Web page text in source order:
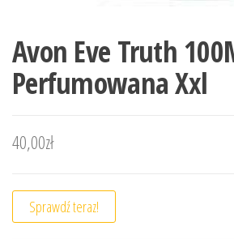
Avon Eve Truth
Perfumowana Xxl
40,00zł
Sprawdź teraz!